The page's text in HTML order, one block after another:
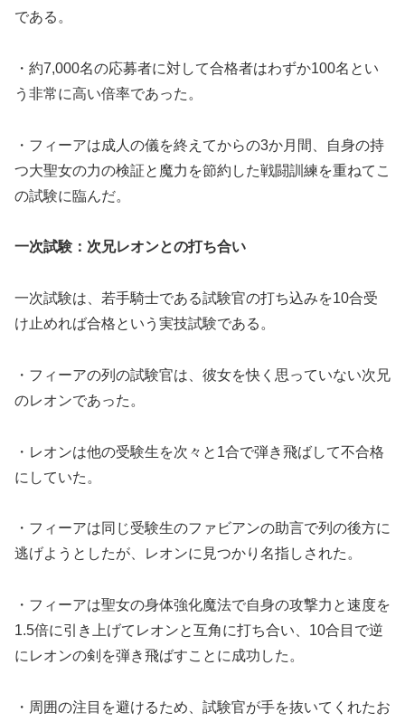
である。
・約7,000名の応募者に対して合格者はわずか100名とい
う非常に高い倍率であった。
・フィーアは成人の儀を終えてからの3か月間、自身の持
つ大聖女の力の検証と魔力を節約した戦闘訓練を重ねてこ
の試験に臨んだ。
一次試験：次兄レオンとの打ち合い
一次試験は、若手騎士である試験官の打ち込みを10合受
け止めれば合格という実技試験である。
・フィーアの列の試験官は、彼女を快く思っていない次兄
のレオンであった。
・レオンは他の受験生を次々と1合で弾き飛ばして不合格
にしていた。
・フィーアは同じ受験生のファビアンの助言で列の後方に
逃げようとしたが、レオンに見つかり名指しされた。
・フィーアは聖女の身体強化魔法で自身の攻撃力と速度を
1.5倍に引き上げてレオンと互角に打ち合い、10合目で逆
にレオンの剣を弾き飛ばすことに成功した。
・周囲の注目を避けるため、試験官が手を抜いてくれたお